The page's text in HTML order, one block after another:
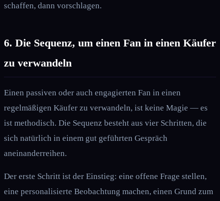
schaffen, dann vorschlagen.
6. Die Sequenz, um einen Fan in einen Käufer
zu verwandeln
Einen passiven oder auch engagierten Fan in einen
regelmäßigen Käufer zu verwandeln, ist keine Magie — es
ist methodisch. Die Sequenz besteht aus vier Schritten, die
sich natürlich in einem gut geführten Gespräch
aneinanderreihen.
Der erste Schritt ist der Einstieg: eine offene Frage stellen,
eine personalisierte Beobachtung machen, einen Grund zum